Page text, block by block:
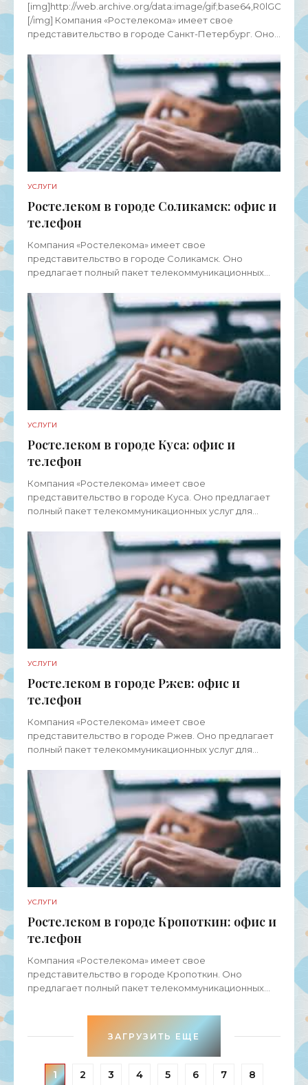
[img]http://web.archive.org/dаta:image/
[/img] Компания «Ростелекома» имеет свое
представительство в городе Санкт-Петербург. Оно
УСЛУГИ
Ростелеком в городе Соликамск: офис и
телефон
Компания «Ростелекома» имеет свое
представительство в городе Соликамск. Оно
предлагает полный пакет телекоммуникационных
и малого бизнеса, а также
УСЛУГИ
Ростелеком в городе Куса: офис и
телефон
Компания «Ростелекома» имеет свое
представительство в городе Куса. Оно предлагает
полный пакет телекоммуникационных услуг для
бизнеса, а также
УСЛУГИ
Ростелеком в городе Ржев: офис и
телефон
Компания «Ростелекома» имеет свое
представительство в городе Ржев. Оно предлагает
полный пакет телекоммуникационных услуг для
бизнеса, а также
УСЛУГИ
Ростелеком в городе Кропоткин: офис и
телефон
Компания «Ростелекома» имеет свое
представительство в городе Кропоткин. Оно
предлагает полный пакет телекоммуникационных
и малого бизнеса, а также
ЗАГРУЗИТЬ ЕЩЕ
1 2 3 4 5 6 7 8